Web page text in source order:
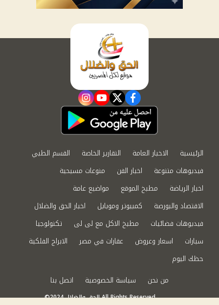
facebook
twitter
youtube
instagram
الرئيسية الاخبار العامة التقارير الخاصة
القسم الطبي
فيديوهات متنوعة
اخبار الفن
منوعات مسيحية
اخبار الرياضة
مطبخ الموقع
مواضيع عامة
الاقتصاد والبورصة
كمبيوتر وموبايل
اخبار الحق والضلال
فيديوهات فضائيات
مطبخ الاكل مع لى لى
تكنولوجيا
سيارات
اسعار وعروض عقارات في مصر
الابراج الفلكية
حظك اليوم
من نحن
سياسة الخصوصية اتصل بنا
©2024 الحق والضلال All Rights Reserved.